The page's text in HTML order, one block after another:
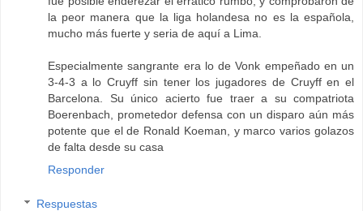
la peor manera que la liga holandesa no es la española,
mucho más fuerte y seria de aquí a Lima.
Especialmente sangrante era lo de Vonk empeñado en un
3-4-3 a lo Cruyff sin tener los jugadores de Cruyff en el
Barcelona. Su único acierto fue traer a su compatriota
Boerenbach, prometedor defensa con un disparo aún más
potente que el de Ronald Koeman, y marco varios golazos
de falta desde su casa
Responder
Respuestas